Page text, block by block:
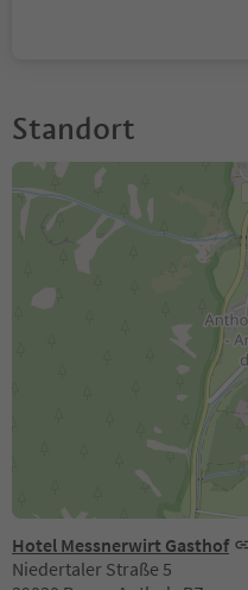
Standort
Hotel Messnerwirt Gasthof
Niedertaler Straße 5